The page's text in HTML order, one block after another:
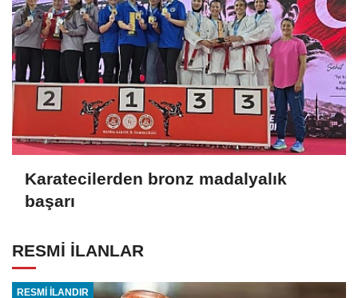
Karatecilerden bronz madalyalık
başarı
RESMİ İLANLAR
RESMİ İLANDIR